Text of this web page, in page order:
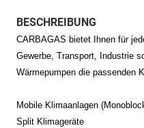
BESCHREIBUNG
CARBAGAS bietet Ihnen für
Gewerbe, Transport, Industrie
Wärmepumpen die passenden
Mobile Klimaanlagen
Split Klimageräte